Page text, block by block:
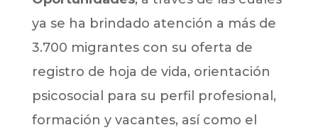
ya se ha brindado atención a más de
3.700 migrantes con su oferta de
registro de hoja de vida, orientación
psicosocial para su perfil profesional,
formación y vacantes, así como el